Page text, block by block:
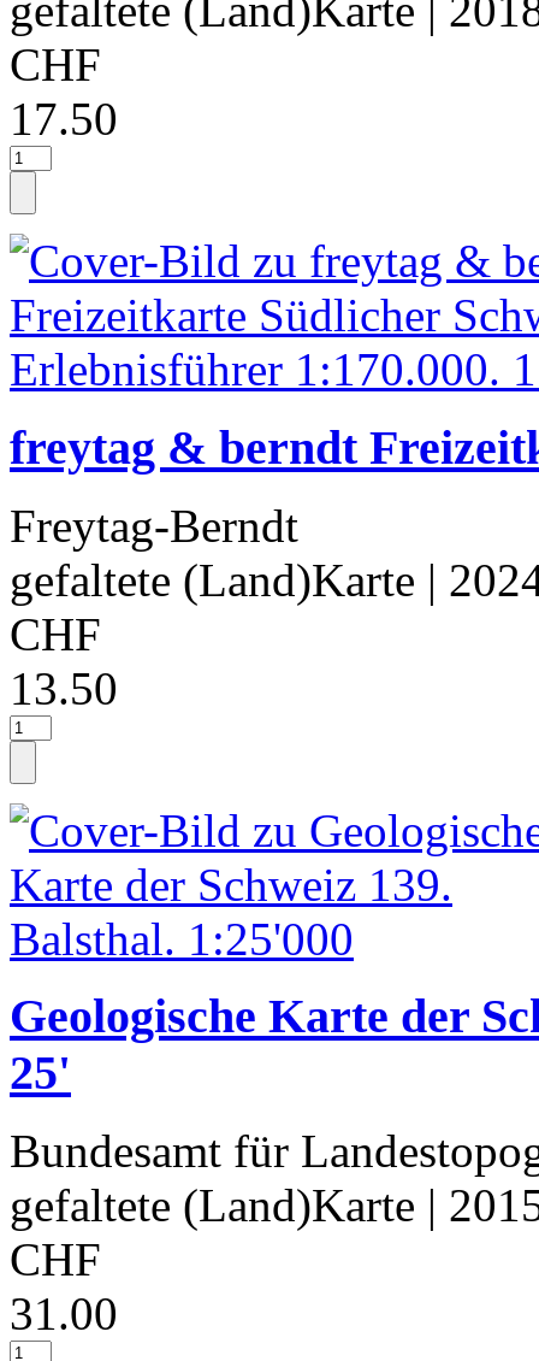
gefaltete (Land)Karte |
CHF
17.50
freytag & berndt
Freytag-Berndt
gefaltete (Land)Karte |
CHF
13.50
Geologische Karte der
25'
Bundesamt für
gefaltete (Land)Karte |
CHF
31.00